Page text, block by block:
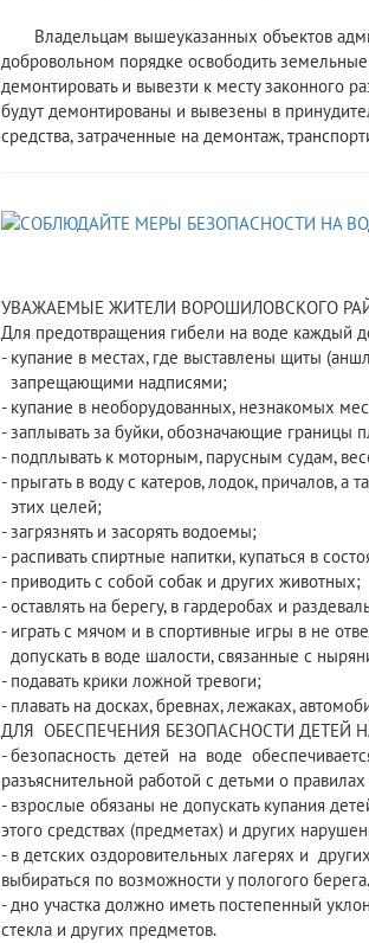
Владельцам вышеуказанных объектов
добровольном порядке освободить
демонтировать и вывезти к месту законного
будут демонтированы и вывезены в
средства, затраченные на демонтаж,
УВАЖАЕМЫЕ ЖИТЕЛИ ВОРОШИЛОВСКОГО
Для предотвращения гибели на воде каждый
- купание в местах, где выставлены щиты
запрещающими надписями;
- купание в необорудованных, незнакомых
- заплывать за буйки, обозначающие границы
- подплывать к моторным, парусным судам,
- прыгать в воду с катеров, лодок, причалов,
этих целей;
- загрязнять и засорять водоемы;
- распивать спиртные напитки, купаться в
- приводить с собой собак и других животных;
- оставлять на берегу, в гардеробах и
- играть с мячом и в спортивные игры в не
допускать в воде шалости, связанные с
- подавать крики ложной тревоги;
- плавать на досках, бревнах, лежаках,
ДЛЯ ОБЕСПЕЧЕНИЯ БЕЗОПАСНОСТИ
- безопасность детей на воде
разъяснительной работой с детьми о
- взрослые обязаны не допускать купания
этого средствах (предметах) и других
- в детских оздоровительных лагерях и
выбираться по возможности у пологого берега.
- дно участка должно иметь постепенный
стекла и других предметов.